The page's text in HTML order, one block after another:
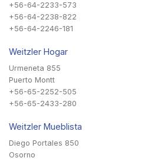
+56-64-2233-573
+56-64-2238-822
+56-64-2246-181
Weitzler Hogar
Urmeneta 855
Puerto Montt
+56-65-2252-505
+56-65-2433-280
Weitzler Mueblista
Diego Portales 850
Osorno